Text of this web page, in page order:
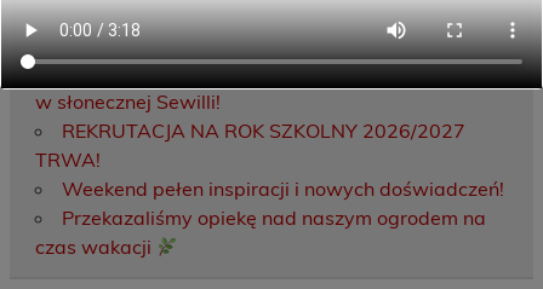
Porozumienie o współpracy z 16 Dolnośląską
Brygadą Obrony Terytorialnej
Zakończyliśmy dwutygodniowy staż zawodowy
w słonecznej Sewilli!
REKRUTACJA NA ROK SZKOLNY 2026/2027
TRWA!
Weekend pełen inspiracji i nowych doświadczeń!
Przekazaliśmy opiekę nad naszym ogrodem na
czas wakacji